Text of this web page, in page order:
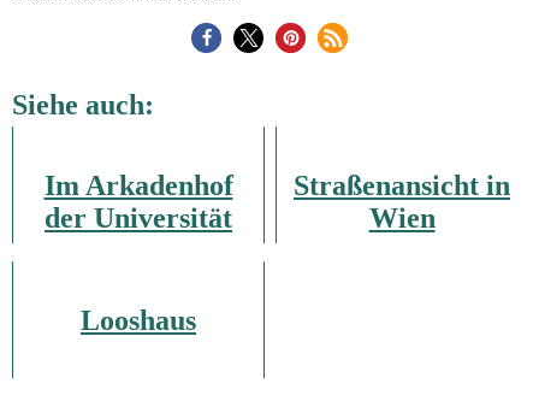
Siehe auch:
Im Arkadenhof
der Universität
Straßenansicht in
Wien
Looshaus